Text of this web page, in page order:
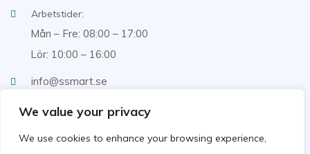
We value your privacy
We use cookies to enhance your browsing experience,
Arbetstider:
Mån – Fre: 08:00 – 17:00
Lör: 10:00 – 16:00
info@ssmart.se
+46707322222